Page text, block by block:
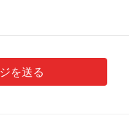
を送る